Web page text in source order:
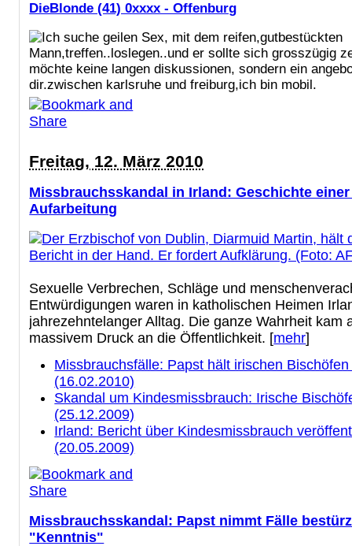
DieBlonde (41) 0xxxx - Offenburg
Ich suche geilen Sex, mit dem reifen,gutbestückten
Mann,treffen..loslegen..und er sollte sich grosszügig
möchte keine langen diskussionen, sondern ein
dir.zwischen karlsruhe und freiburg,ich bin mobil.
Freitag, 12. März 2010
Missbrauchsskandal in Irland: Geschichte
Aufarbeitung
Sexuelle Verbrechen, Schläge und
Entwürdigungen waren in katholischen Heimen
jahrezehntelanger Alltag. Die ganze Wahrheit kam
massivem Druck an die Öffentlichkeit. [mehr]
Missbrauchsfälle: Papst hält irischen
(16.02.2010)
Skandal um Kindesmissbrauch: Irische
(25.12.2009)
Irland: Bericht über Kindesmissbrauch
(20.05.2009)
Missbrauchsskandal: Papst nimmt Fälle
"Kenntnis"